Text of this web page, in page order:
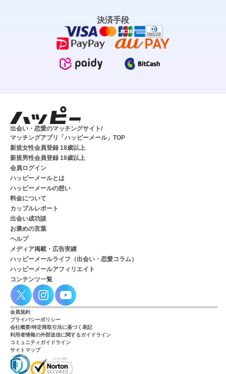
決済手段
出会い・恋愛のマッチングサイト/
マッチングアプリ「ハッピーメール」TOP
新規女性会員登録 18歳以上
新規男性会員登録 18歳以上
会員ログイン
ハッピーメールとは
ハッピーメールの想い
料金について
カップルレポート
出会い成功談
お褒めの言葉
ヘルプ
メディア掲載・広告実績
ハッピーメールライフ（出会い・恋愛コラム）
ハッピーメールアフィリエイト
コンテンツ一覧
会員規約
プライバシーポリシー
会社概要/特定商取引法に基づく表記
利用者情報の外部送信に関するガイドライン
コミュニティガイドライン
サイトマップ